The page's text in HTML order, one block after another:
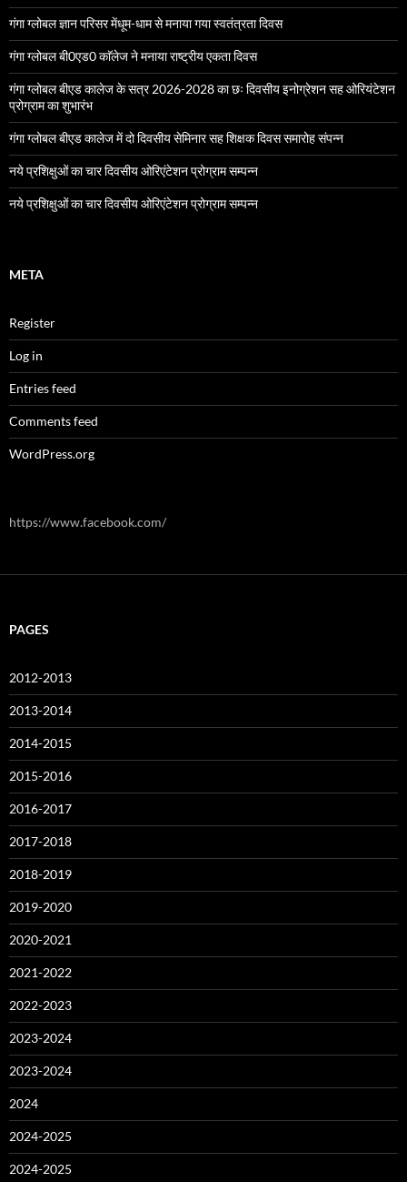
गंगा ग्लोबल ज्ञान परिसर मेंधूम-धाम से मनाया गया स्वतंत्रता दिवस
गंगा ग्लोबल बी0एड0 काॅलेज ने मनाया राष्ट्रीय एकता दिवस
गंगा ग्लोबल बीएड कालेज के सत्र 2026-2028 का छः दिवसीय इनोग्रेशन सह ओरियंटेशन
प्रोग्राम का शुभारंभ
गंगा ग्लोबल बीएड कालेज में दो दिवसीय सेमिनार सह शिक्षक दिवस समारोह संपन्न
नये प्रशिक्षुओं का चार दिवसीय ओरिएंटेशन प्रोग्राम सम्पन्न
नये प्रशिक्षुओं का चार दिवसीय ओरिएंटेशन प्रोग्राम सम्पन्न
META
Register
Log in
Entries feed
Comments feed
WordPress.org
https://www.facebook.com/
PAGES
2012-2013
2013-2014
2014-2015
2015-2016
2016-2017
2017-2018
2018-2019
2019-2020
2020-2021
2021-2022
2022-2023
2023-2024
2023-2024
2024
2024-2025
2024-2025